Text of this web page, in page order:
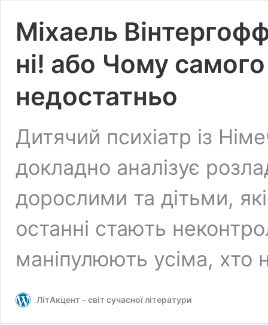
Міхаель
ні! або Чому
недостатньо
Дитячий психіатр із
докладно аналізує
дорослими та дітьми,
останні стають
маніпулюють усіма, хто
ЛітАкцент - світ сучасної літератури